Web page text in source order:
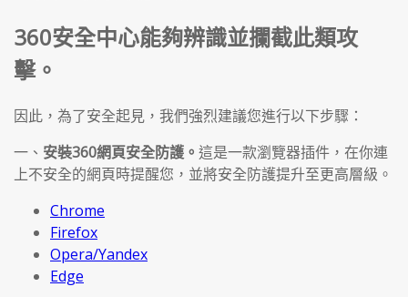
360安全中心能夠辨識並攔截此類攻
擊。
因此，為了安全起見，我們強烈建議您進行以下步驟：
一、 安裝360網頁安全防護。 這是一款瀏覽器插件，在你連
上不安全的網頁時提醒您，並將安全防護提升至更高層級。
Chrome
Firefox
Opera/Yandex
Edge